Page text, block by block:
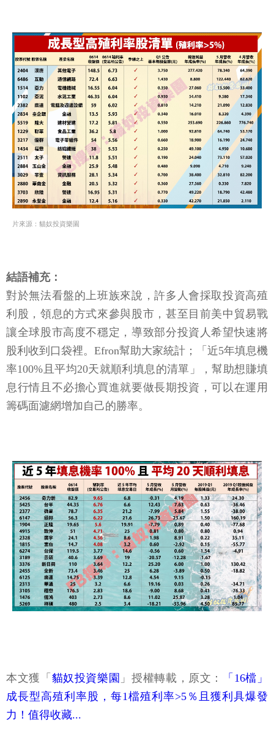
片來源：貓奴投資樂園
結語補充：
對於無法看盤的上班族來說，許多人會採取投資高殖
利股，領息的方式來參與股市，甚至目前美中貿易戰
讓全球股市高度不穩定，導致部分投資人希望快速將
股利收到口袋裡。Efron幫助大家統計；「近5年填息機
率100%且平均20天就順利填息的清單」，幫助想賺填
息行情且不必擔心買進就要做長期投資，可以在運用
籌碼面濾網增加自己的勝率。
本文獲「 貓奴投資樂園 」授權轉載，原文：
「16檔」
成長型高殖利率股，每1檔殖利率>5％且獲利具爆發
力！值得收藏...